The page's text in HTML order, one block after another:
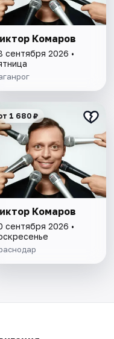
Комаров
сентября 2026 •
1 680 ₽
Комаров
сентября 2026 •